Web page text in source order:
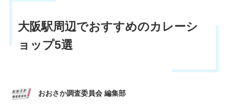
大阪駅周辺でおすすめのカレーシ
ョップ5選
おおさか調査委員会 編集部